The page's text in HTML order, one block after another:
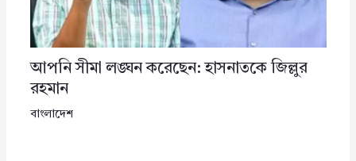
আপনি সীমা লঙ্ঘন করেছেন: হাসনাতকে জিল্লুর
রহমান
বাংলাদেশ